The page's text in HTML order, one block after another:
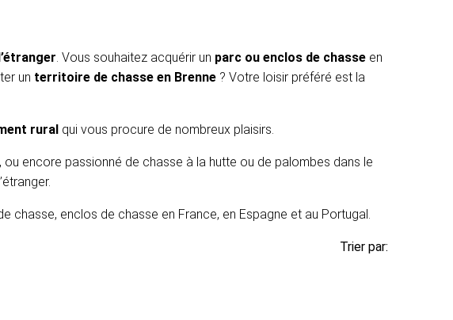
. Vous souhaitez acquérir un parc ou enclos de chasse en
un territoire de chasse en Brenne ? Votre loisir préféré est la
rural qui vous procure de nombreux plaisirs.
encore passionné de chasse à la hutte ou de palombes dans le
enclos de chasse en France, en Espagne et au Portugal.
Trier par: